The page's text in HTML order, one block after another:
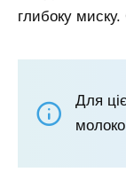
глибоку
Для